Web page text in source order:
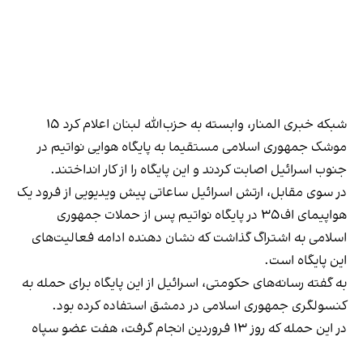
شبکه خبری المنار، وابسته به حزب‌الله لبنان اعلام کرد ۱۵
موشک جمهوری اسلامی مستقیما به پایگاه هوایی نواتیم در
جنوب اسرائیل اصابت کردند و این پایگاه را از کار انداختند.
در سوی مقابل، ارتش اسرائیل ساعاتی پیش ویدیویی از فرود یک
هواپیمای اف۳۵ در پایگاه نواتیم پس از حملات جمهوری
اسلامی به اشتراگ گذاشت که نشان دهنده ادامه فعالیت‌های
این پایگاه است.
به گفته رسانه‌های حکومتی، اسرائیل از این پایگاه برای حمله به
کنسولگری جمهوری اسلامی در دمشق استفاده کرده بود.
در این حمله که روز ۱۳ فروردین انجام گرفت،
هفت عضو سپاه